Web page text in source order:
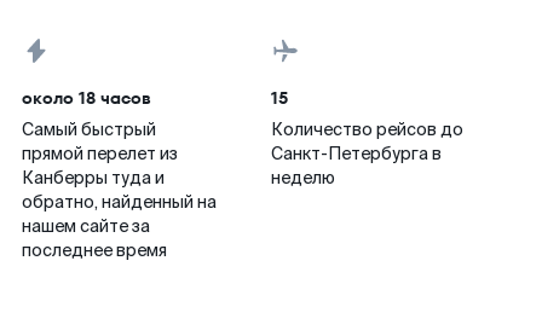
около 18 часов
Самый быстрый
прямой перелет из
Канберры туда и
обратно, найденный на
нашем сайте за
последнее время
15
Количество рейсов до
Санкт-Петербурга в
неделю